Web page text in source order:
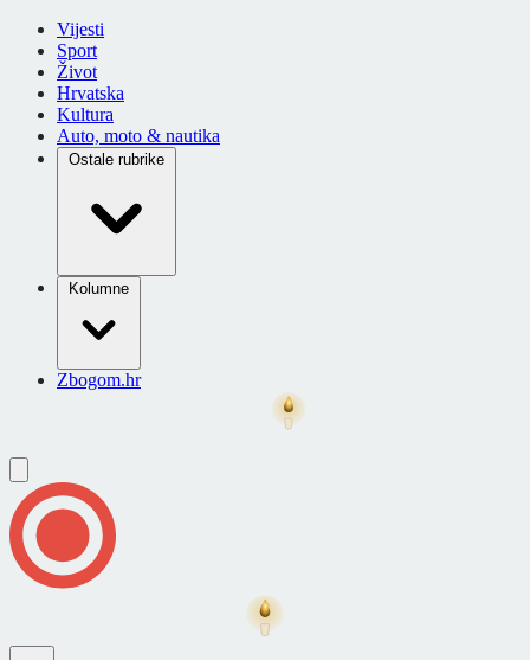
Vijesti
Sport
Život
Hrvatska
Kultura
Auto, moto & nautika
Ostale rubrike
Kolumne
Zbogom.hr